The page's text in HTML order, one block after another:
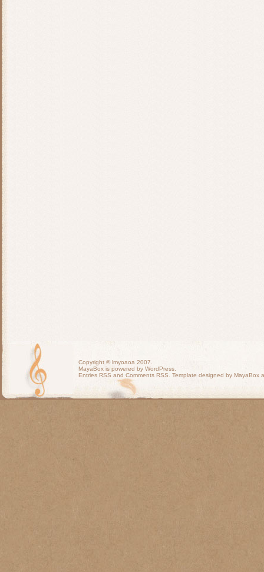
Copyright ©lmyoaoa 2007.
MayaBox is powered by WordPress.
Entries RSS and Comments RSS . Template designed by MayaBox